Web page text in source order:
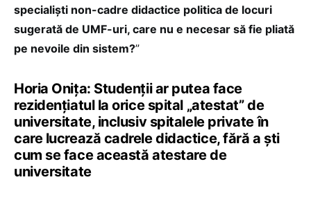
specialiști non-cadre didactice politica de locuri
sugerată de UMF-uri, care nu e necesar să fie pliată
pe nevoile din sistem?”
Horia Onița: Studenții ar putea face
rezidențiatul la orice spital „atestat” de
universitate, inclusiv spitalele private în
care lucrează cadrele didactice, fără a ști
cum se face această atestare de
universitate